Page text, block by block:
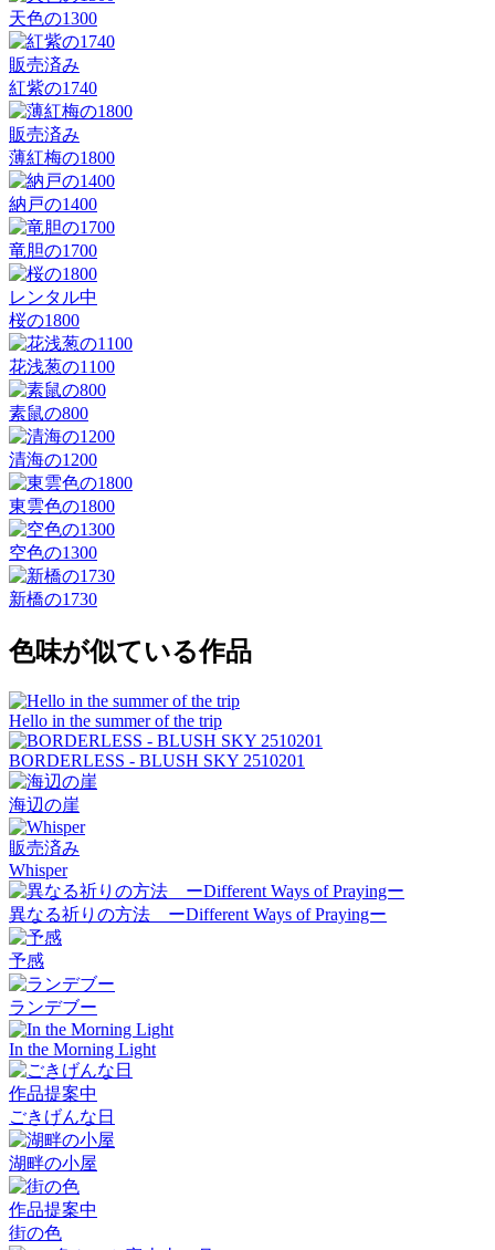
天色の1300
販売済み
紅紫の1740
販売済み
薄紅梅の1800
納戸の1400
竜胆の1700
レンタル中
桜の1800
花浅葱の1100
素鼠の800
清海の1200
東雲色の1800
空色の1300
新橋の1730
色味が似ている作品
Hello in the summer of the trip
BORDERLESS - BLUSH SKY 2510201
海辺の崖
販売済み
Whisper
異なる祈りの方法 ーDifferent Ways of Prayingー
予感
ランデブー
In the Morning Light
作品提案中
ごきげんな日
湖畔の小屋
作品提案中
街の色